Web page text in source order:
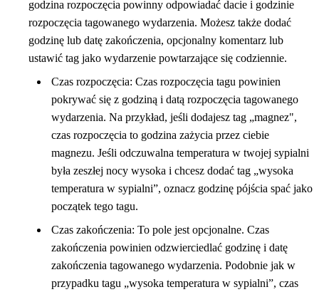
godzina rozpoczęcia powinny odpowiadać dacie i godzinie
rozpoczęcia tagowanego wydarzenia. Możesz także dodać
godzinę lub datę zakończenia, opcjonalny komentarz lub
ustawić tag jako wydarzenie powtarzające się codziennie.
Czas rozpoczęcia: Czas rozpoczęcia tagu powinien
pokrywać się z godziną i datą rozpoczęcia tagowanego
wydarzenia. Na przykład, jeśli dodajesz tag „magnez",
czas rozpoczęcia to godzina zażycia przez ciebie
magnezu. Jeśli odczuwalna temperatura w twojej sypialni
była zeszłej nocy wysoka i chcesz dodać tag „wysoka
temperatura w sypialni”, oznacz godzinę pójścia spać jako
początek tego tagu.
Czas zakończenia: To pole jest opcjonalne. Czas
zakończenia powinien odzwierciedlać godzinę i datę
zakończenia tagowanego wydarzenia. Podobnie jak w
przypadku tagu „wysoka temperatura w sypialni”, czas